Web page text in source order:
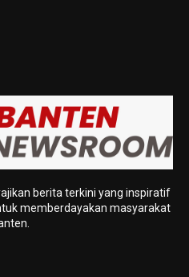
berita terkini yang inspiratif
memberdayakan masyarakat